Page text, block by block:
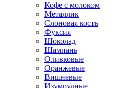
Кофе с молоком
Металлик
Слоновая кость
Фуксия
Шоколад
Шампань
Оливковые
Оранжевые
Вишневые
Изумрудные